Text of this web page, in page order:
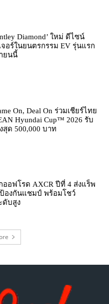
Diamond’ ใหม่ ดีไซน์
จอร์ในยนตรกรรม EV รุ่นแรก
ยนนี้
On, Deal On ร่วมเชียร์ไทย
Hyundai Cup™ 2026 รับ
สุด 500,000 บาท
อฟโรด AXCR ปีที่ 4 ส่งแร็พ
องกันแชมป์ พร้อมโชว์
ดับสูง